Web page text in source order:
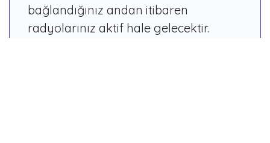
bağlandığınız andan itibaren
radyolarınız aktif hale gelecektir.